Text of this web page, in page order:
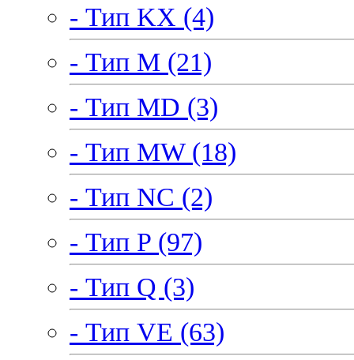
- Тип KX (4)
- Тип M (21)
- Тип MD (3)
- Тип MW (18)
- Тип NC (2)
- Тип P (97)
- Тип Q (3)
- Тип VE (63)